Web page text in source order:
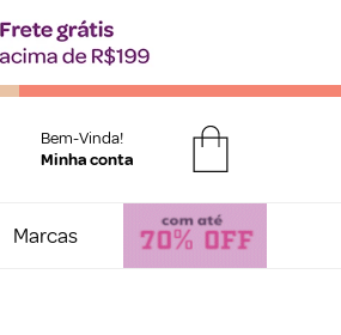
Bem-Vinda!
Marcas